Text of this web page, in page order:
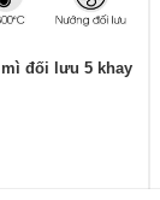
đối lưu 5 khay